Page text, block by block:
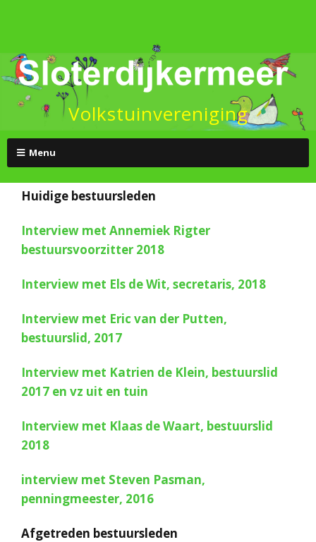
Volkstuinvereniging
Menu
Huidige bestuursleden
Interview met Annemiek Rigter
bestuursvoorzitter 2018
Interview met Els de Wit, secretaris, 2018
Interview met Eric van der Putten,
bestuurslid, 2017
Interview met Katrien de Klein, bestuurslid
2017 en vz uit en tuin
Interview met Klaas de Waart, bestuurslid
2018
interview met Steven Pasman,
penningmeester, 2016
Afgetreden bestuursleden